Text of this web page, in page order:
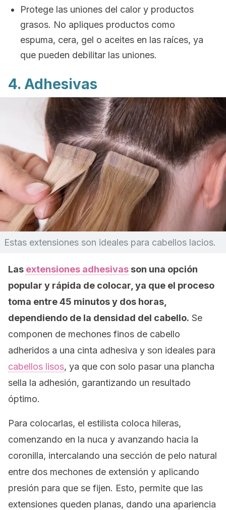
Protege las uniones del calor y productos
grasos. No apliques productos como
espuma, cera, gel o aceites en las raíces, ya
que pueden debilitar las uniones.
4. Adhesivas
Estas extensiones son ideales para cabellos lacios.
Las extensiones adhesivas son una opción
popular y rápida de colocar, ya que el proceso
toma entre 45 minutos y dos horas,
dependiendo de la densidad del cabello. Se
componen de mechones finos de cabello
adheridos a una cinta adhesiva y son ideales para
cabellos lisos, ya que con solo pasar una plancha
sella la adhesión, garantizando un resultado
óptimo.
Para colocarlas, el estilista coloca hileras,
comenzando en la nuca y avanzando hacia la
coronilla, intercalando una sección de pelo natural
entre dos mechones de extensión y aplicando
presión para que se fijen. Esto, permite que las
extensiones queden planas, dando una apariencia